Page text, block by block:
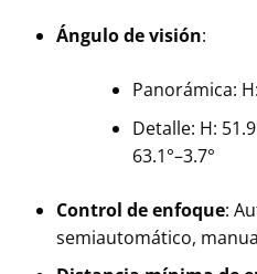
Ángulo de visión:
Panorámica:
Detalle: H:
63.1°–3.7°
Control de enfoque:
semiautomático,